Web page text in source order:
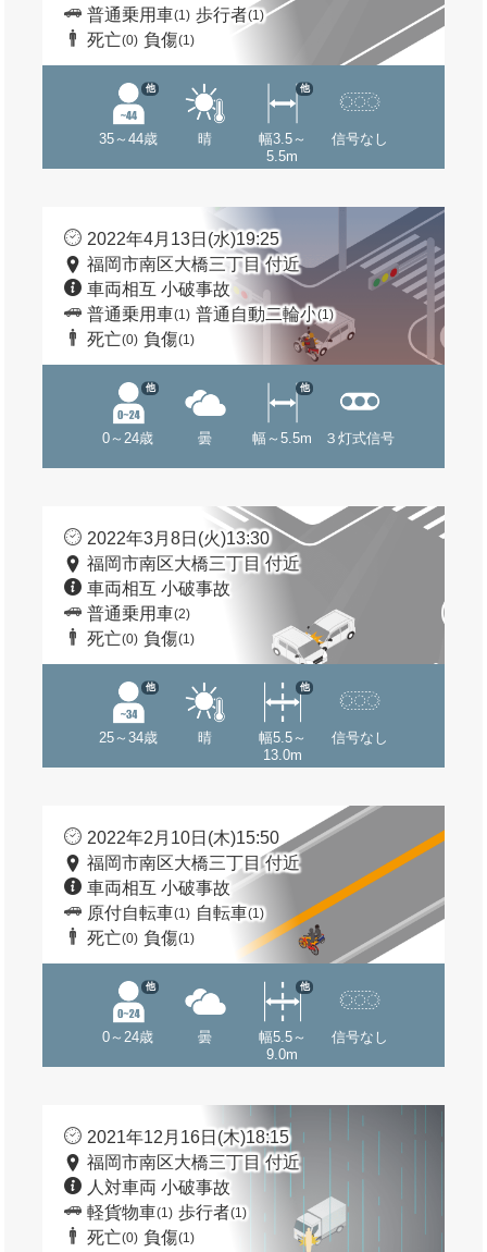
普通乗用車(1) 歩行者(1)
死亡(0) 負傷(1)
35～44歳
他
晴
幅3.5～
5.5m
他
信号なし
2022年4月13日(水)19:25
福岡市南区大橋三丁目 付近
車両相互 小破事故
普通乗用車(1) 普通自動二輪小(1)
死亡(0) 負傷(1)
0～24歳
他
曇 幅～5.5m
他
３灯式信号
2022年3月8日(火)13:30
福岡市南区大橋三丁目 付近
車両相互 小破事故
普通乗用車(2)
死亡(0) 負傷(1)
25～34歳
他
晴
幅5.5～
13.0m
他
信号なし
2022年2月10日(木)15:50
福岡市南区大橋三丁目 付近
車両相互 小破事故
原付自転車(1) 自転車(1)
死亡(0) 負傷(1)
0～24歳
他
曇
幅5.5～
9.0m
他
信号なし
2021年12月16日(木)18:15
福岡市南区大橋三丁目 付近
人対車両 小破事故
軽貨物車(1) 歩行者(1)
死亡(0) 負傷(1)